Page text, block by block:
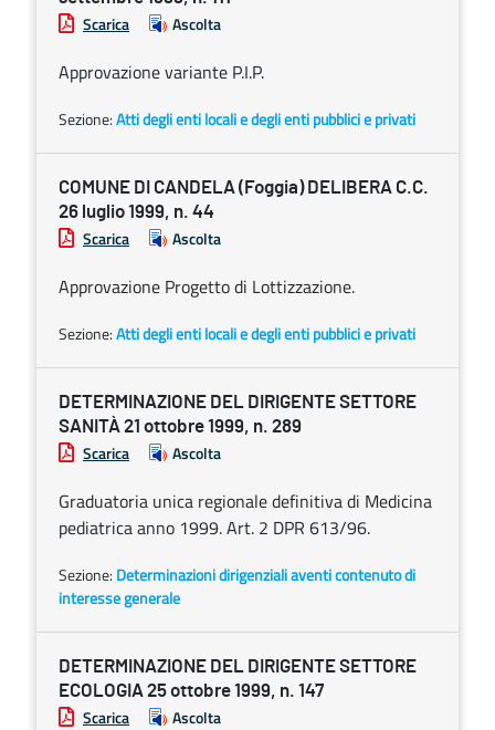
Scarica Ascolta
Approvazione variante P.I.P.
Sezione:Atti degli enti locali e degli enti pubblici e privati
COMUNE DI CANDELA (Foggia) DELIBERA C.C.
26 luglio 1999, n. 44
Scarica Ascolta
Approvazione Progetto di Lottizzazione.
Sezione:Atti degli enti locali e degli enti pubblici e privati
DETERMINAZIONE DEL DIRIGENTE SETTORE
SANITÀ 21 ottobre 1999, n. 289
Scarica Ascolta
Graduatoria unica regionale definitiva di Medicina
pediatrica anno 1999. Art. 2 DPR 613/96.
Sezione: Determinazioni dirigenziali aventi contenuto di
interesse generale
DETERMINAZIONE DEL DIRIGENTE SETTORE
ECOLOGIA 25 ottobre 1999, n. 147
Scarica Ascolta